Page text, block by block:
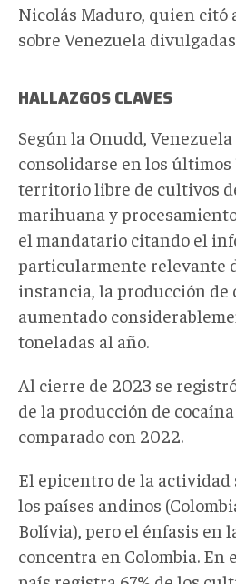
Nicolás Maduro, quien citó
sobre Venezuela
HALLAZGOS CLAVES
Según la Onudd,
consolidarse en los últimos
territorio libre de cultivos
marihuana y
el mandatario citando el
particularmente relevante
instancia, la producción de
aumentado
toneladas al año.
Al cierre de 2023 se
de la producción de cocaína
comparado con 2022.
El epicentro de la actividad
los países andinos
Bolívia), pero el énfasis en
concentra en Colombia. En